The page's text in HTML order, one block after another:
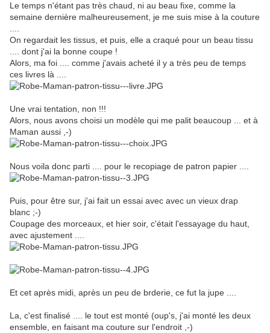
Le temps n'étant pas très chaud, ni au beau fixe, comme la
semaine dernière malheureusement, je me suis mise à la couture
On regardait les tissus, et puis, elle a craqué pour un beau tissu
.... dont j'ai la bonne coupe !
Alors, ma foi .... comme j'avais acheté il y a très peu de temps
ces livres là ....
Une vrai tentation, non !!!
Alors, nous avons choisi un modèle qui me palit beaucoup ... et à
Maman aussi ,-)
Nous voila donc parti .... pour le recopiage de patron papier ....
Puis, pour être sur, j'ai fait un essai avec avec un vieux drap
blanc ;-)
Coupage des morceaux, et hier soir, c'était l'essayage du haut,
avec ajustement ....
Et cet après midi, après un peu de brderie, ce fut la jupe ....
La, c'est finalisé .... le tout est monté (oup's, j'ai monté les deux
ensemble, en faisant ma couture sur l'endroit ,-)